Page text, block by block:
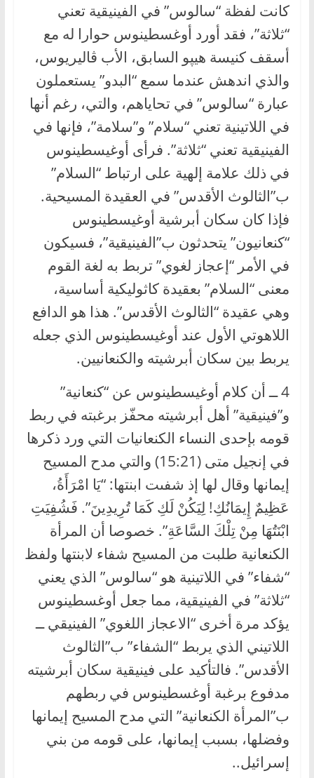
كانت لفظة “سالوس” في الفينيقية تعني
“ثلاثة”، فقد أورد أوغسطينوس حوارا له مع
أسقف كنيسة هيپو السابق، الأب ڤاليريوس،
والذي اندهش عندما سمع “البدو” يستعملون
عبارة “سالوس” في تحاياهم، والتي، رغم أنها
في اللاتينية تعني “سلام” و”سلامة”، فإنها في
الفينيقية تعني “ثلاثة”. فرأى أوغيسطينوس
في ذلك علامة إلهية على ارتباط “السلام”
ب”الثالوث الأقدس” في العقيدة المسيحية.
فإذا كان سكان أبرشية أوغيسطينوس
“كنعانيون” يتحدثون ب”الفينيقية”، فسيكون
في الأمر “إعجاز لغوي” تربط به لغة القوم
معنى “السلام” بعقيدة كاثوليكية أساسية،
وهي عقيدة “الثالوث الأقدس”. هذا هو الدافع
اللاهوتي الأول عند أوغيسطينوس الذي جعله
يربط بين سكان أبرشيته والكنعانيين.
4 ــ أن كلام أوغيسطينوس عن “كنعانية”
و”فينيقية” أهل أبرشيته محفّز برغبته في ربط
قومه بإحدى النساء الكنعانيات التي ورد ذكرها
في إنجيل متى (15:21) والتي مدح المسيح
إيمانها وقال لها إذ شفىت ابنتها: “يَا امْرَأَةُ،
عَظِيمٌ إِيمَانُكِ! لِيَكُنْ لَكِ كَمَا تُرِيدِينَ”. فَشُفِيَتِ
ابْنَتُهَا مِنْ تِلْكَ السَّاعَةِ”. خصوصا أن المرأة
الكنعانية طلبت من المسيح شفاء لابنتها ولفظ
“شفاء” في اللاتينية هو “سالوس” الذي يعني
“ثلاثة” في الفينيقية، مما جعل أوغسطينوس
يؤكد مرة أخرى “الاعجاز اللغوي” الفينيقي ــ
اللاتيني الذي يربط “الشفاء” ب”الثالوث
الأقدس”. فالتأكيد على فينيقية سكان أبرشيته
مدفوع برغبة أوغسطينوس في ربطهم
ب”المرأة الكنعانية” التي مدح المسيح إيمانها
وفضلها، بسبب إيمانها، على قومه من بني
إسرائيل..